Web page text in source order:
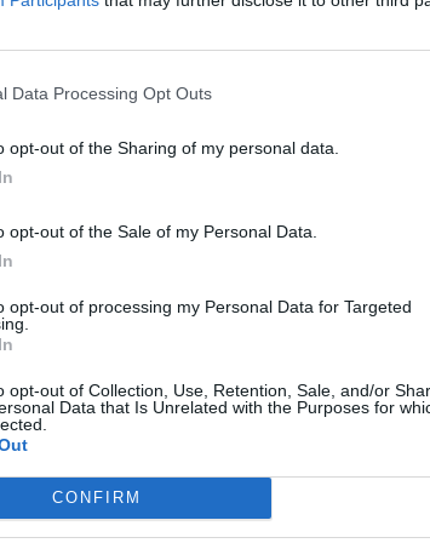
Data Processing Opt Outs
opt-out of the Sharing of my personal data.
opt-out of the Sale of my Personal Data.
opt-out of processing my Personal Data for Targeted
opt-out of Collection, Use, Retention, Sale, and/or
Data that Is Unrelated with the Purposes for
CONFIRM
φωνή να μου λέει
το γραφείο του Προέδρου της
Γλέζο,
τον κ.Μανώλη Γλέζο στο 38ο
ότι εδώ και 3 χρόνια ο
Είχα κάποια τηλέφωνα…..
συνέχεια στο τηλεφώνημα
να της υπενθυμίσω ότι εδώ ο